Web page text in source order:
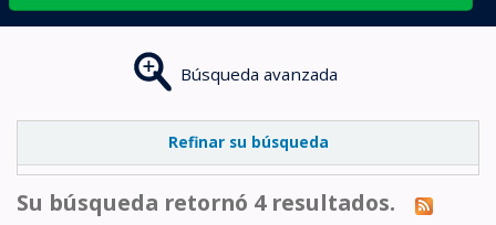
Búsqueda avanzada
Refinar su búsqueda
Su búsqueda retornó 4 resultados.